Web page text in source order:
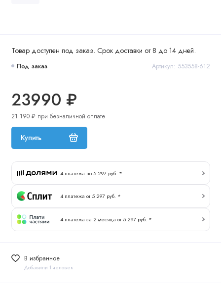
Товар доступен под заказ. Срок доставки от 8 до 14 дней.
Под заказ Артикул: 553558-612
23990 ₽
21 190 ₽ при безналичной оплате
Купить
4 платежа по 5 297 руб. *
4 платежа от 5 297 руб. *
4 платежа за 2 месяца от 5 297 руб. *
В избранное
Добавили 1 человек